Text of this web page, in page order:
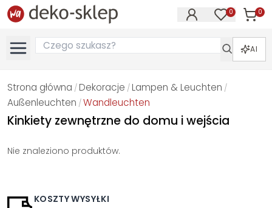
0 0
AI
Strona główna / Dekoracje / Lampen & Leuchten /
Außenleuchten /Wandleuchten
Kinkiety zewnętrzne do domu i wejścia
Nie znaleziono produktów.
KOSZTY WYSYŁKI